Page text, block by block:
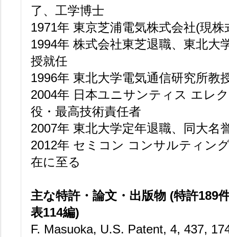
了、工学博士
1971年 東京芝浦電気株式会社(現
1994年 株式会社東芝退職、東北大
授就任
1996年 東北大学電気通信研究所教
2004年 日本ユニサンティス エレ
役・最高技術責任者
2007年 東北大学定年退職、同大名
2012年 セミコン コンサルティン
在に至る
主な特許・論文・出版物 (特許189
表114編)
F. Masuoka, U.S. Patent, 4, 437,